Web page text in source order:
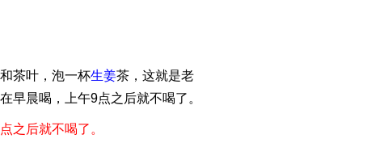
和茶叶，泡一杯生姜茶，这就是老
早晨喝，上午9点之后就不喝了。
之后就不喝了。